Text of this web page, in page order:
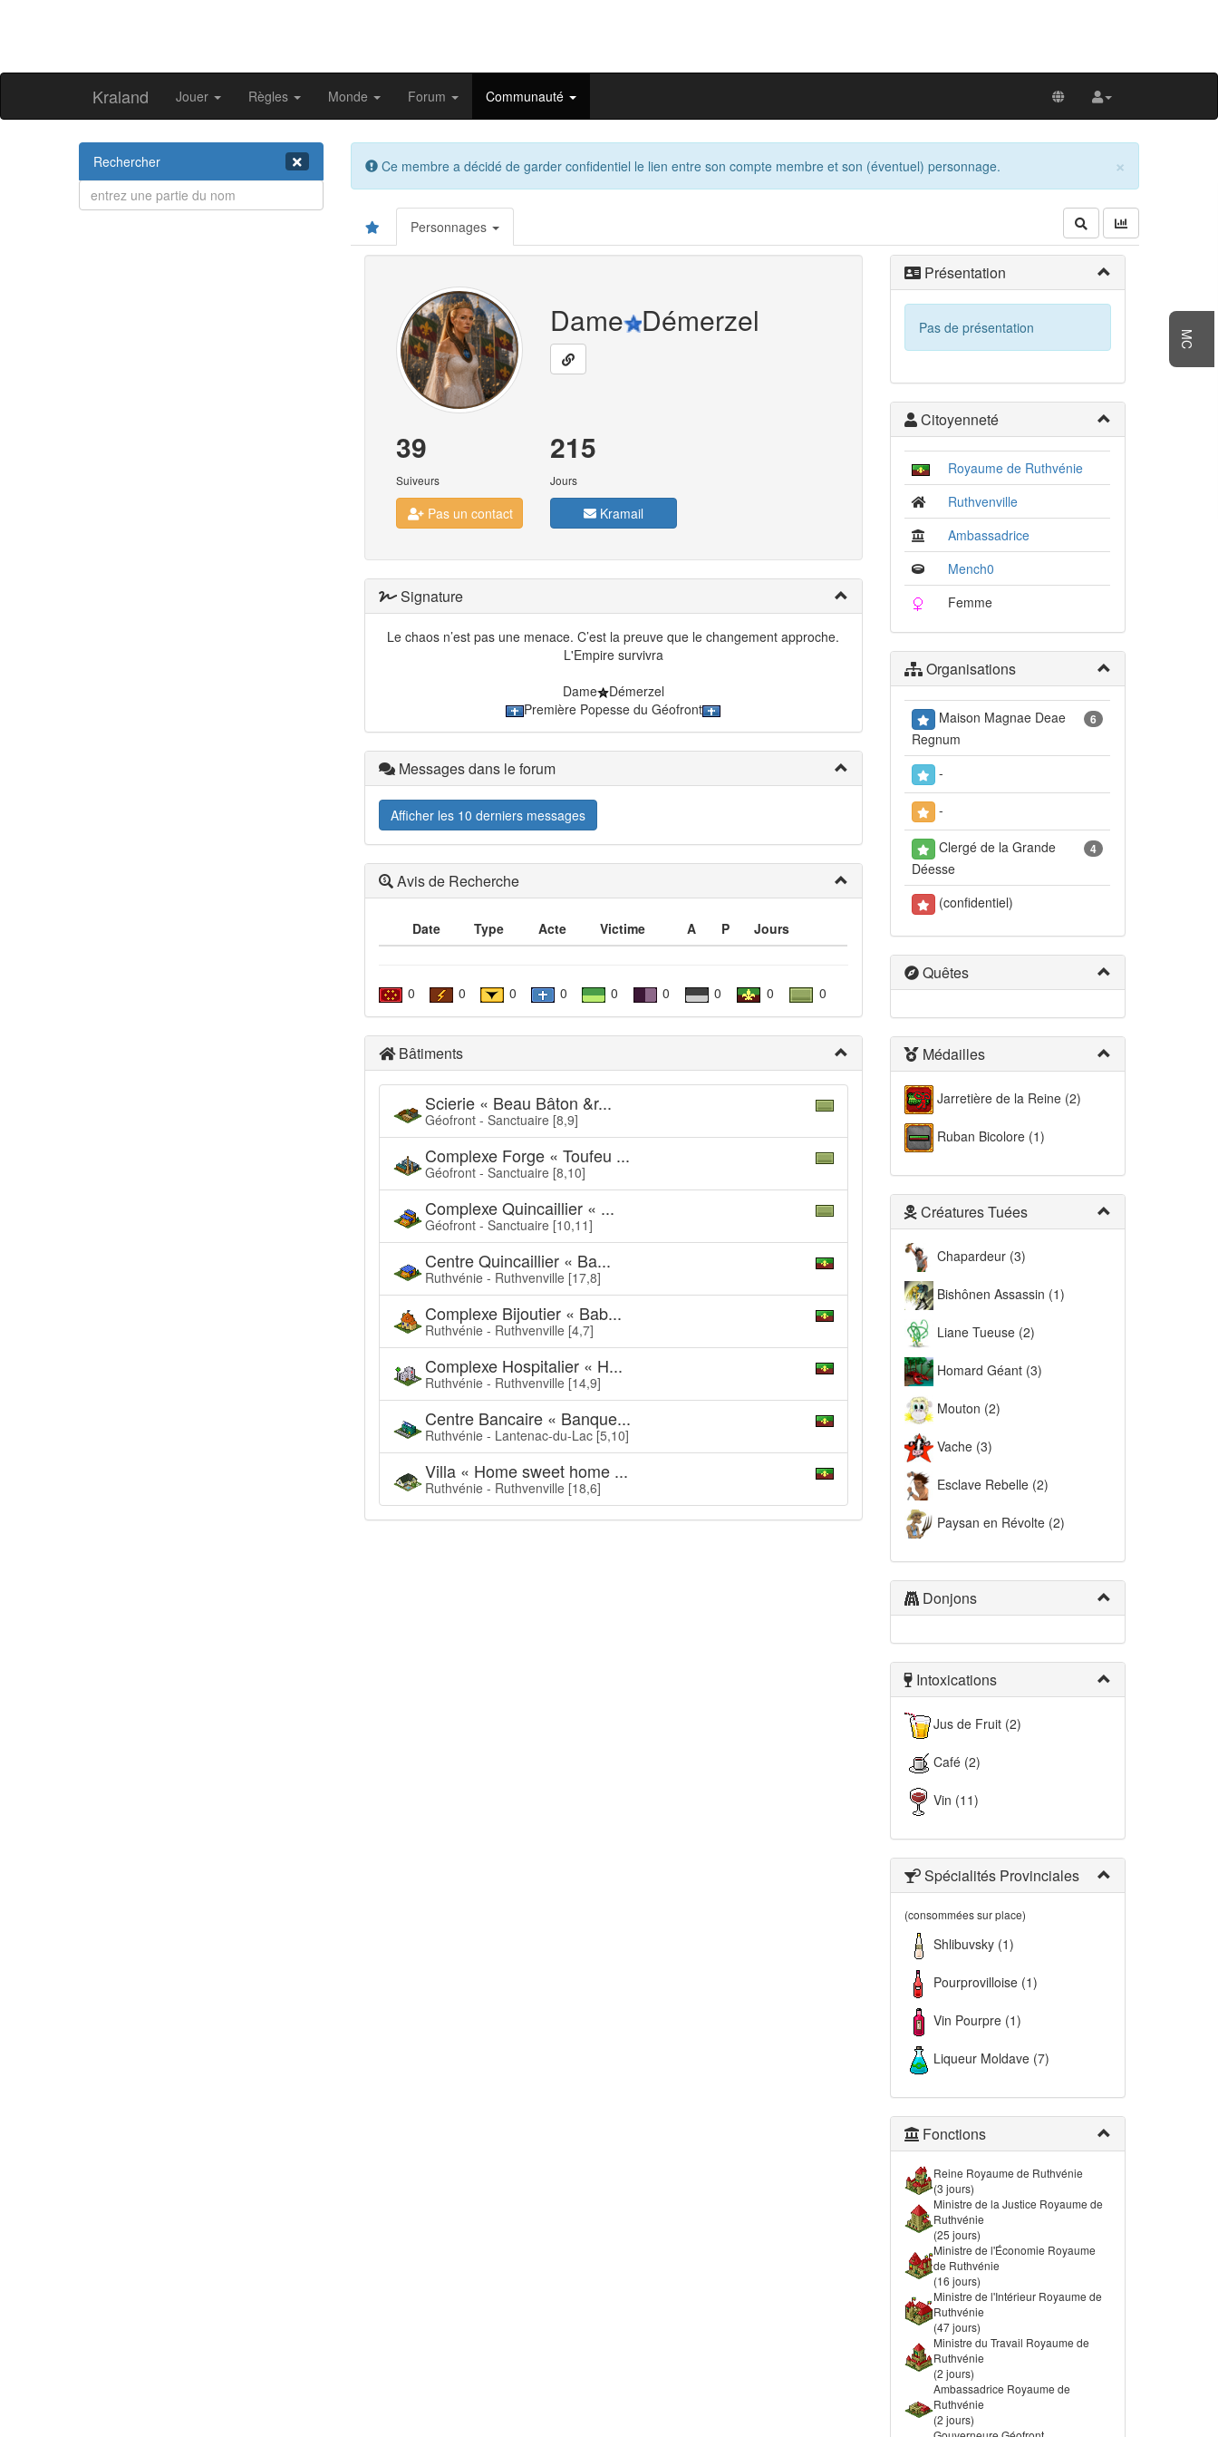
Kraland Jouer Règles Monde Forum Communauté
Rechercher ×
Ce membre a décidé de garder confidentiel le lien entre son compte membre et son (éventuel) personnage.
Personnages
Dame Démerzel
39
Suiveurs
Pas un contact
215
Jours
Kramail
Signature
Le chaos n’est pas une menace. C’est la preuve que le changement approche.
L'Empire survivra
Dame
Démerzel
Première Popesse du Géofront
Messages dans le forum
Afficher les 10 derniers messages
Avis de Recherche
Date Type Acte Victime A P Jours
0 0 0 0 0 0 0 0 0
Bâtiments
Scierie « Beau Bâton &r...
Géofront - Sanctuaire [8,9]
Complexe Forge « Toufeu ...
Géofront - Sanctuaire [8,10]
Complexe Quincaillier « ...
Géofront - Sanctuaire [10,11]
Centre Quincaillier « Ba...
Ruthvénie - Ruthvenville [17,8]
Complexe Bijoutier « Bab...
Ruthvénie - Ruthvenville [4,7]
Complexe Hospitalier « H...
Ruthvénie - Ruthvenville [14,9]
Centre Bancaire « Banque...
Ruthvénie - Lantenac-du-Lac [5,10]
Villa « Home sweet home ...
Ruthvénie - Ruthvenville [18,6]
Présentation
Pas de présentation
Citoyenneté
Royaume de Ruthvénie
Ruthvenville
Ambassadrice
Mench0
Femme
Organisations
Maison Magnae Deae
Regnum
6
-
-
Clergé de la Grande
Déesse
4
(confidentiel)
Quêtes
Médailles
Jarretière de la Reine (2)
Ruban Bicolore (1)
Créatures Tuées
Chapardeur (3)
Bishônen Assassin (1)
Liane Tueuse (2)
Homard Géant (3)
Mouton (2)
Vache (3)
Esclave Rebelle (2)
Paysan en Révolte (2)
Donjons
Intoxications
Jus de Fruit (2)
Café (2)
Vin (11)
Spécialités Provinciales
(consommées sur place)
Shlibuvsky (1)
Pourprovilloise (1)
Vin Pourpre (1)
Liqueur Moldave (7)
Fonctions
Reine Royaume de Ruthvénie
(3 jours)
Ministre de la Justice Royaume de
Ruthvénie
(25 jours)
Ministre de l'Économie Royaume
de Ruthvénie
(16 jours)
Ministre de l'Intérieur Royaume de
Ruthvénie
(47 jours)
Ministre du Travail Royaume de
Ruthvénie
(2 jours)
Ambassadrice Royaume de
Ruthvénie
(2 jours)
MC